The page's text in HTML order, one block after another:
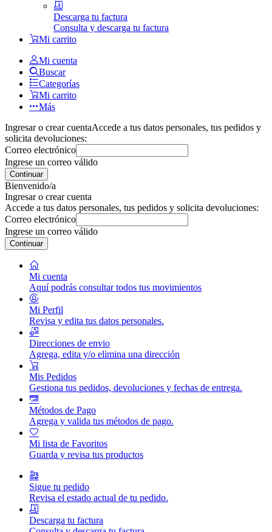
Descarga tu factura
Consulta y descarga tu factura
Mi carrito
Mi cuenta
Buscar
Categorías
Mi carrito
Más
Ingresar o crear cuentaAccede a tus datos personales, tus pedidos y
solicita devoluciones:
Correo electrónico
Ingrese un correo válido
Continuar
Bienvenido/a
Ingresar o crear cuenta
Accede a tus datos personales, tus pedidos y solicita devoluciones:
Correo electrónico
Ingrese un correo válido
Continuar
Mi cuenta
Aquí podrás consultar todos tus movimientos
Mi Perfil
Revisa y edita tus datos personales.
Direcciones de envio
Agrega, edita y/o elimina una dirección
Mis Pedidos
Gestiona tus pedidos, devoluciones y fechas de entrega.
Métodos de Pago
Agrega y valida tus métodos de pago.
Mi lista de Favoritos
Guarda y revisa tus productos
Sigue tu pedido
Revisa el estado actual de tu pedido.
Descarga tu factura